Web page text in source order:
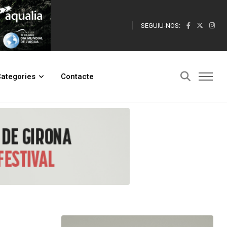
SEGUIU-NOS:
Contacte